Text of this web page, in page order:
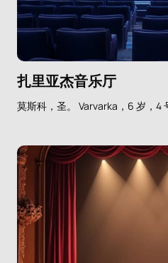
扎里亚杰音乐厅
莫斯科，圣。 Varvarka，6 岁，4